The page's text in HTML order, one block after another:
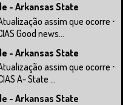
- Arkansas State
assim que ocorre ⋅
Good news...
- Arkansas State
assim que ocorre ⋅
A- State ...
- Arkansas State